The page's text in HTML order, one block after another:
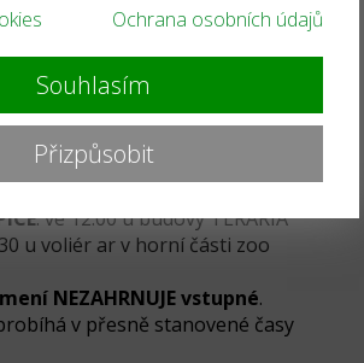
před krmením Vámi
: v 9:30 u budovy
výběhu lvů
11:00 u výběhu surikat
: ve 12:00 u budovy TERÁRIA
u voliér ar v horní části zoo
NEZAHRNUJE vstupné.
v přesně stanovené časy
Ochrana osobních údajů
Souhlasím
Přizpůsobit